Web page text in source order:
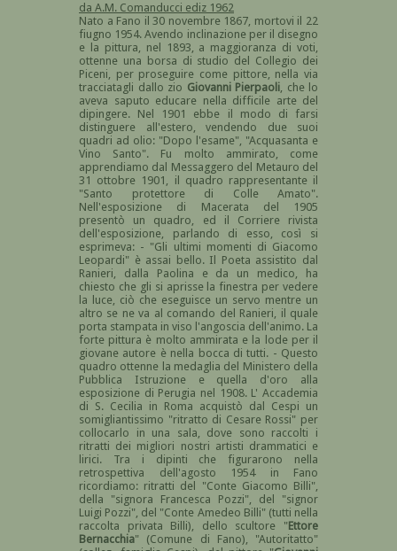
da A.M. Comanducci ediz 1962
Nato a Fano il 30 novembre 1867, mortovi il 22
fiugno 1954. Avendo inclinazione per il disegno
e la pittura, nel 1893, a maggioranza di voti,
ottenne una borsa di studio del Collegio dei
Piceni, per proseguire come pittore, nella via
tracciatagli dallo zio Giovanni Pierpaoli, che lo
aveva saputo educare nella difficile arte del
dipingere. Nel 1901 ebbe il modo di farsi
distinguere all'estero, vendendo due suoi
quadri ad olio: "Dopo l'esame", "Acquasanta e
Vino Santo". Fu molto ammirato, come
apprendiamo dal Messaggero del Metauro del
31 ottobre 1901, il quadro rappresentante il
"Santo protettore di Colle Amato".
Nell'esposizione di Macerata del 1905
presentò un quadro, ed il Corriere rivista
dell'esposizione, parlando di esso, così si
esprimeva: - "Gli ultimi momenti di Giacomo
Leopardi" è assai bello. Il Poeta assistito dal
Ranieri, dalla Paolina e da un medico, ha
chiesto che gli si aprisse la finestra per vedere
la luce, ciò che eseguisce un servo mentre un
altro se ne va al comando del Ranieri, il quale
porta stampata in viso l'angoscia dell'animo. La
forte pittura è molto ammirata e la lode per il
giovane autore è nella bocca di tutti. - Questo
quadro ottenne la medaglia del Ministero della
Pubblica Istruzione e quella d'oro alla
esposizione di Perugia nel 1908. L' Accademia
di S. Cecilia in Roma acquistò dal Cespi un
somigliantissimo "ritratto di Cesare Rossi" per
collocarlo in una sala, dove sono raccolti i
ritratti dei migliori nostri artisti drammatici e
lirici. Tra i dipinti che figurarono nella
retrospettiva dell'agosto 1954 in Fano
ricordiamo: ritratti del "Conte Giacomo Billi",
della "signora Francesca Pozzi", del "signor
Luigi Pozzi", del "Conte Amedeo Billi" (tutti nella
raccolta privata Billi), dello scultore "Ettore
Bernacchia" (Comune di Fano), "Autoritatto"